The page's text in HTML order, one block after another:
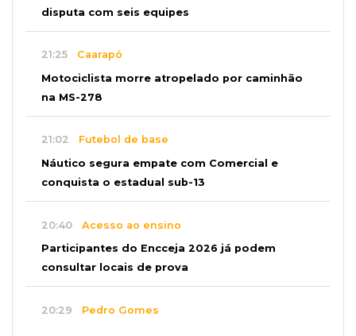
disputa com seis equipes
21:25 Caarapó
Motociclista morre atropelado por caminhão
na MS-278
21:02 Futebol de base
Náutico segura empate com Comercial e
conquista o estadual sub-13
20:40 Acesso ao ensino
Participantes do Encceja 2026 já podem
consultar locais de prova
20:29 Pedro Gomes